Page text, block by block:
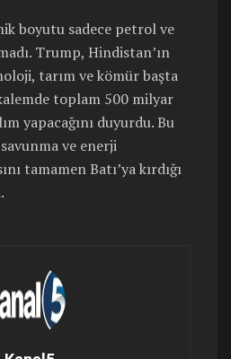
boyutu sadece petrol ve
Trump, Hindistan’ın
tarım ve kömür başta
toplam 500 milyar
yapacağını duyurdu. Bu
ve enerji
tamamen Batı’ya kırdığı